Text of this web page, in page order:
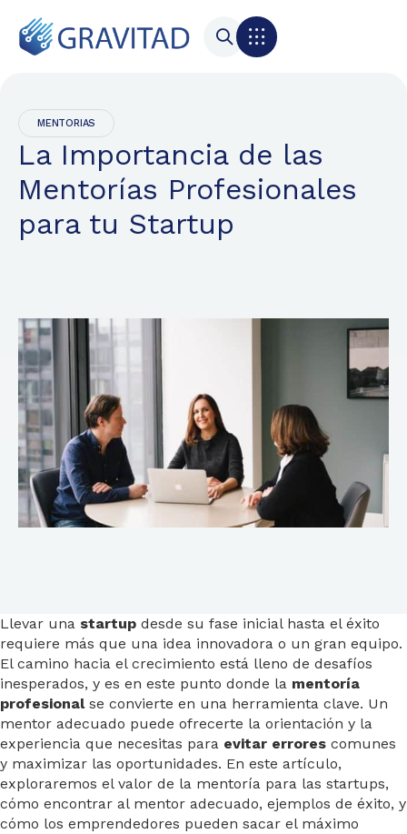
MENTORIAS
La Importancia de las
Mentorías Profesionales
para tu Startup
Llevar una startup desde su fase inicial hasta el éxito
requiere más que una idea innovadora o un gran equipo.
El camino hacia el crecimiento está lleno de desafíos
inesperados, y es en este punto donde la mentoría
profesionalse convierte en una herramienta clave. Un
mentor adecuado puede ofrecerte la orientación y la
experiencia que necesitas para evitar errores comunes
y maximizar las oportunidades. En este artículo,
exploraremos el valor de la mentoría para las startups,
cómo encontrar al mentor adecuado, ejemplos de éxito, y
cómo los emprendedores pueden sacar el máximo